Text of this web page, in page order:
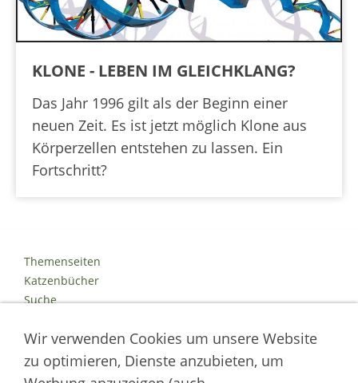
KLONE - LEBEN IM GLEICHKLANG?
Das Jahr 1996 gilt als der Beginn einer
neuen Zeit. Es ist jetzt möglich Klone aus
Körperzellen entstehen zu lassen. Ein
Fortschritt?
Themenseiten
Katzenbücher
Suche
Impressum
Datenschutz
Cookies
Wir verwenden Cookies um unsere Website
zu optimieren, Dienste anzubieten, um